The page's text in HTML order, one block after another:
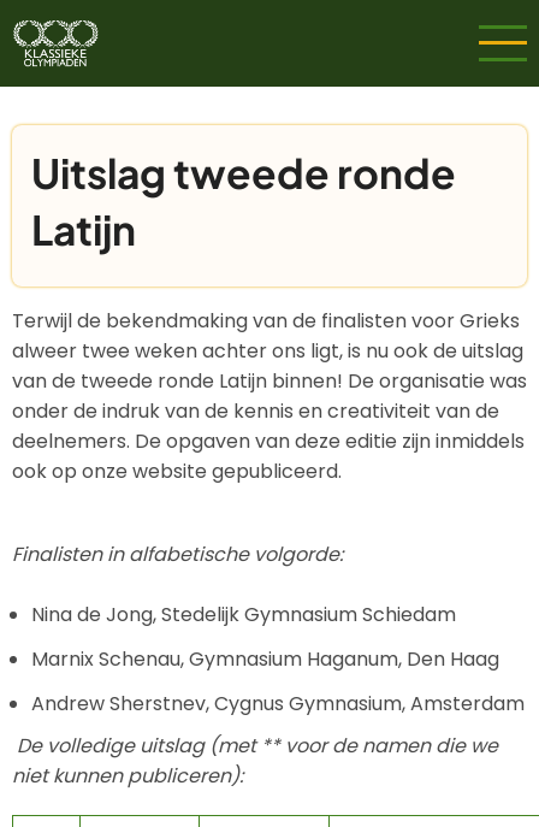
Overslaan
en
naar
inhoud
gaanUitslag tweede ronde
Latijn
Terwijl de bekendmaking van de finalisten voor Grieks
alweer twee weken achter ons ligt, is nu ook de uitslag
van de tweede ronde Latijn binnen! De organisatie was
onder de indruk van de kennis en creativiteit van de
deelnemers. De opgaven van deze editie zijn inmiddels
ook op onze website gepubliceerd.
Finalisten in alfabetische volgorde:
Nina de Jong, Stedelijk Gymnasium Schiedam
Marnix Schenau, Gymnasium Haganum, Den Haag
Andrew Sherstnev, Cygnus Gymnasium, Amsterdam
De volledige uitslag (met ** voor de namen die we
niet kunnen publiceren):